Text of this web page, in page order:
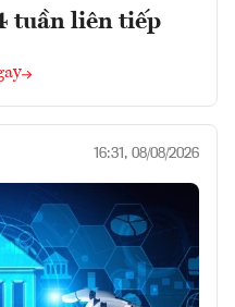
tuần liên tiếp
16:31, 08/08/2026